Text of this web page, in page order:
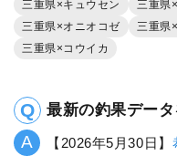
三重県×キュウセン
三重県
三重県×オニオコゼ
三重県
三重県×コウイカ
最新の釣果データ
【2026年5月30日】